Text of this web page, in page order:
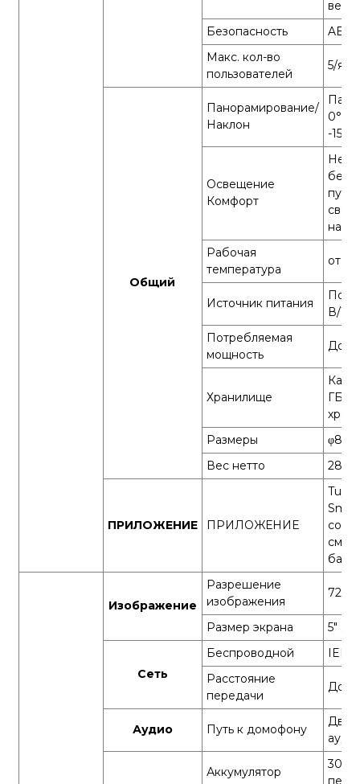
Безопасность
Макс. кол-во
пользователей
5/
Общий
Панорамирование/
Наклон
-
Освещение
Комфорт
свет,
Рабочая
температура
от 0
Источник питания
В/1 А
Потребляемая
мощность
До
Хранилище
ГБ),
Размеры
φ80
Вес нетто
282г
ПРИЛОЖЕНИЕ ПРИЛОЖЕНИЕ
Tuya
базе
Изображение
Разрешение
изображения
720P
Размер экрана 5″
Сеть
Беспроводной
Расстояние
передачи
До
Аудио Путь к домофону
Аккумулятор